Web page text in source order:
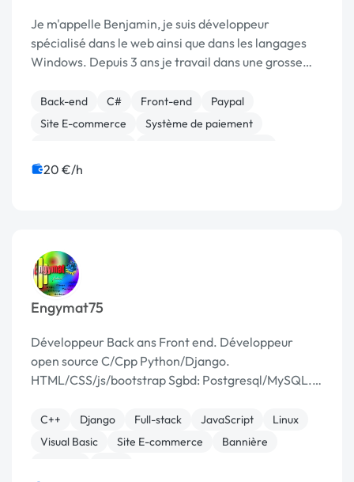
Je m'appelle Benjamin, je suis développeur
spécialisé dans le web ainsi que dans les langages
Windows. Depuis 3 ans je travail dans une grosse
développeur. J'ai aussi un statut autoentrepreneur
afin de r...
Back-end C# Front-end
Paypal
Site E-commerce
Système de paiement
Développement spécifique
20 €/h
Engymat75
Développeur Back ans Front end. Développeur
open source C/Cpp Python/Django.
HTML/CSS/js/bootstrap Sgbd: Postgresql/MySQL.
Compétence réseau LAN/WAN cisco. Icnd1 et icnd2
C++ Django Full-stack JavaScript
Linux
Visual Basic
Site E-commerce
Bannière